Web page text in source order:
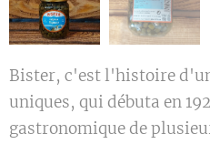
Bister, c'est l'histoire
uniques, qui débuta en
gastronomique de